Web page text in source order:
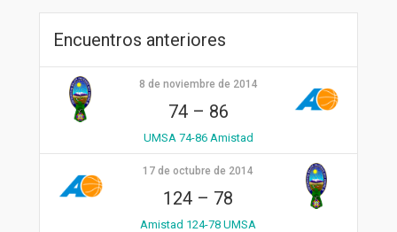
Encuentros anteriores
8 de noviembre de 2014
74– 86
UMSA 74-86 Amistad
17 de octubre de 2014
124 – 78
Amistad 124-78 UMSA